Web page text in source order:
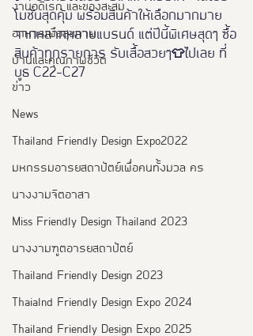
งานอดิเรก และของสะสม
อาหารเพือสุขภาพ
บ้านและคุณภาพชีวิต
ข่าว
News
Thailand Friendly Design Expo2022
มหกรรมอารยสถาปัตย์เพื่อคนทั้งมวล คร
นางงามจิตอาสา
Miss Friendly Design Thailand 2023
นางงามฑูตอารยสถาปัตย์
Thailand Friendly Design 2023
Thaialnd Friendly Design Expo 2024
Thailand Friendly Design Expo 2025
โมชั่นสุดคุ้ม พร้อมสินค้าให้เลือกมากมาย
จากหลากหลายแบรนด์ แต่ปีนี้พิเศษสุดๆ ซื้อ
สินค้าทุกรายการ รับเสื้อสวยๆ👕ไปเลย ที่
บูธ C22-C27